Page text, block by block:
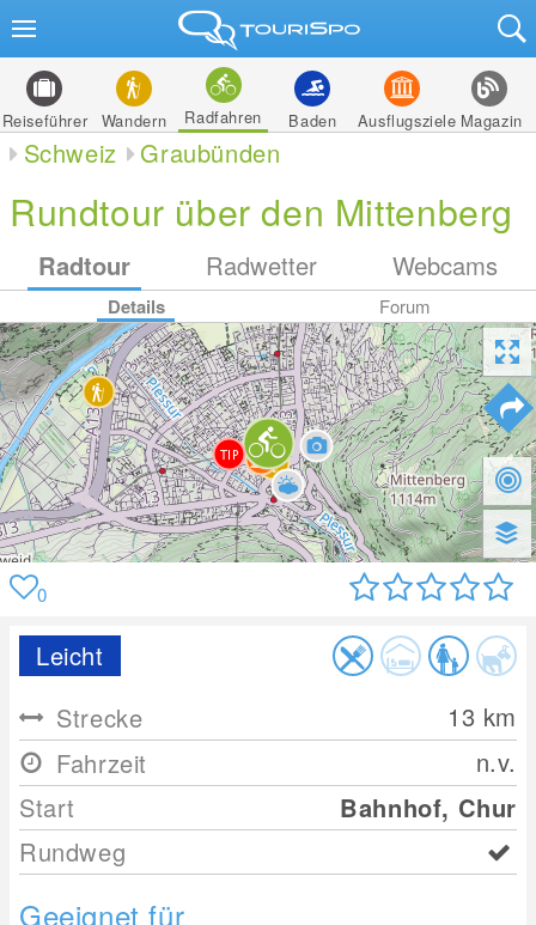
Reiseführer Wandern Radfahren Baden Ausflugsziele Magazin
Schweiz Graubünden
Rundtour über den Mittenberg
Radtour Radwetter Webcams
Details Forum
0
Leicht
Strecke
13 km
Fahrzeit
n.v.
Start
Bahnhof, Chur
Rundweg
Geeignet für